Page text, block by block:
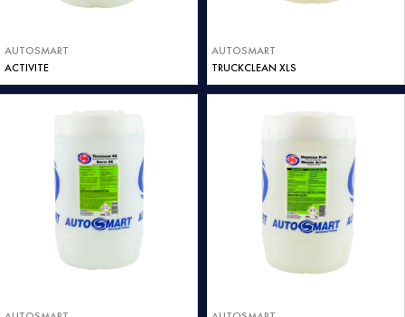
AUTOSMART
ACTIVITE
AUTOSMART
TRUCKCLEAN XLS